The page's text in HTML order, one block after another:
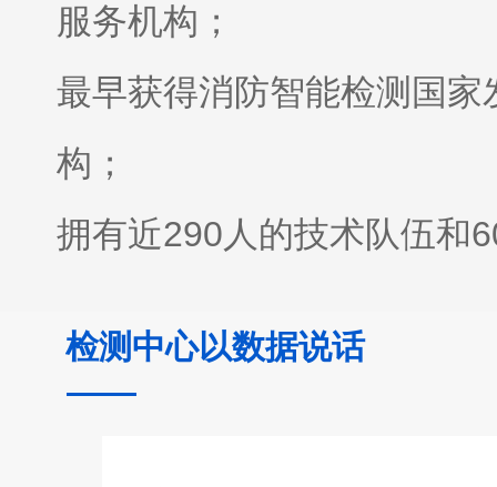
服务机构；
最早获得消防智能检测国
构；
拥有近290人的技术队伍和
连续两年获得广东省人民
检测中心以数据说话